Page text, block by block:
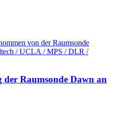
der Raumsonde Dawn an